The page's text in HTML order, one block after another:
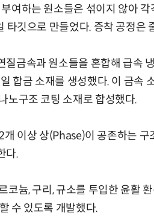
여하는 원소들은 섞이지 않아
타깃으로 만들었다. 증착 공정은
질금속과 원소들을 혼합해 급속
합금 소재를 생성했다. 이 금속
노구조 코팅 소재로 합성했다.
이상 상(Phase)이 공존하는
다.
코늄, 구리, 규소를 투입한 윤활
수 있도록 개발했다.